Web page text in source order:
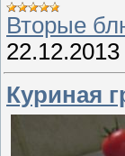
Вторые
22.12.2013
Куриная